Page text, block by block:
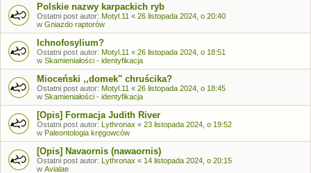
Polskie nazwy karpackich ryb
Ostatni post autor: Motyl.11 « 26 listopada 2024, o 20:40
w Gniazdo raptorów
Ichnofosylium?
Ostatni post autor: Motyl.11 « 26 listopada 2024, o 18:51
w Skamieniałości - identyfikacja
Mioceński ,,domek" chruścika?
Ostatni post autor: Motyl.11 « 26 listopada 2024, o 18:45
w Skamieniałości - identyfikacja
[Opis] Formacja Judith River
Ostatni post autor: Lythronax « 23 listopada 2024, o 19:52
w Paleontologia kręgowców
[Opis] Navaornis (nawaornis)
Ostatni post autor: Lythronax « 14 listopada 2024, o 20:15
w Avialae